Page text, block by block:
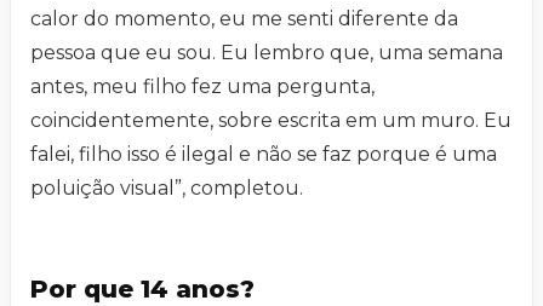
calor do momento, eu me senti diferente da
pessoa que eu sou. Eu lembro que, uma semana
antes, meu filho fez uma pergunta,
coincidentemente, sobre escrita em um muro. Eu
falei, filho isso é ilegal e não se faz porque é uma
poluição visual”, completou.
Por que 14 anos?